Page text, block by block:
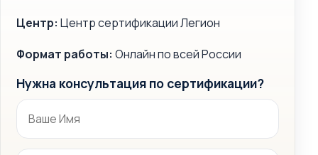
Центр: Центр сертификации Легион
Формат работы: Онлайн по всей России
Нужна консультация по сертификации?